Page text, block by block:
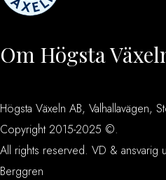
Om Högsta
Högsta Växeln AB, Valhallavägen,
Copyright 2015-2025 ©.
All rights reserved. VD & ansvarig
Berggren